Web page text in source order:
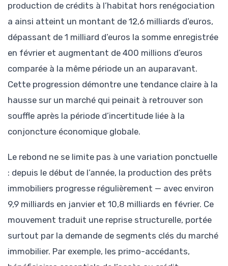
production de crédits à l’habitat hors renégociation
a ainsi atteint un montant de 12,6 milliards d’euros,
dépassant de 1 milliard d’euros la somme enregistrée
en février et augmentant de 400 millions d’euros
comparée à la même période un an auparavant.
Cette progression démontre une tendance claire à la
hausse sur un marché qui peinait à retrouver son
souffle après la période d’incertitude liée à la
conjoncture économique globale.
Le rebond ne se limite pas à une variation ponctuelle
: depuis le début de l’année, la production des prêts
immobiliers progresse régulièrement — avec environ
9,9 milliards en janvier et 10,8 milliards en février. Ce
mouvement traduit une reprise structurelle, portée
surtout par la demande de segments clés du marché
immobilier. Par exemple, les primo-accédants,